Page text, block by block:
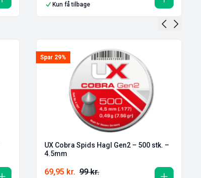
Kun få tilbage
Spar 29%
UX Cobra Spids Hagl Gen2 – 500 stk. –
4.5mm
99kr.
69,95 kr.